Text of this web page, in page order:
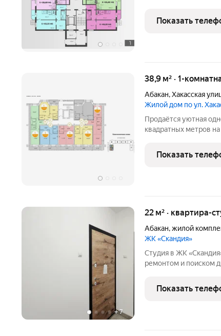
Показать
38,9 м² · 1-
Абакан,Хакасская
Жилой дом по ул.
Продаётся уютная
квадратных метров
Западный
размером 7.8
Показать
+7
22 м² · квартира-
Абакан,жилой
ЖК «Скандия»
Студия в ЖК
ремонтом и поиском
Показать